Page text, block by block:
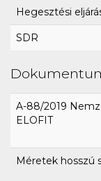
Hegesztési
SDR
A-88/2019
ELOFIT
Méretek hosszú